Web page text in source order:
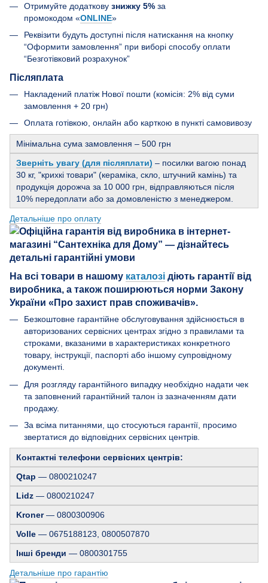
Отримуйте додаткову знижку 5% за
промокодом «ONLINE»
Реквізити будуть доступні після натискання на кнопку
“Оформити замовлення” при виборі способу оплати
“Безготівковий розрахунок”
Післяплата
Накладений платіж Нової пошти (комісія: 2% від суми
замовлення + 20 грн)
Оплата готівкою, онлайн або карткою в пункті самовивозу
Мінімальна сума замовлення – 500 грн
Зверніть увагу (для післяплати) – посилки вагою понад
30 кг, "крихкі товари" (кераміка, скло, штучний камінь) та
продукція дорожча за 10 000 грн, відправляються після
10% передоплати або за домовленістю з менеджером.
Детальніше про оплату
На всі товари в нашому каталозі діють гарантії від
виробника, а також поширюються норми Закону
України «Про захист прав споживачів».
Безкоштовне гарантійне обслуговування здійснюється в
авторизованих сервісних центрах згідно з правилами та
строками, вказаними в характеристиках конкретного
товару, інструкції, паспорті або іншому супровідному
документі.
Для розгляду гарантійного випадку необхідно надати чек
та заповнений гарантійний талон із зазначенням дати
продажу.
За всіма питаннями, що стосуються гарантії, просимо
звертатися до відповідних сервісних центрів.
Контактні телефони сервісних центрів:
Qtap — 0800210247
Lidz — 0800210247
Kroner— 0800300906
Volle — 0675188123, 0800507870
Інші бренди — 0800301755
Детальніше про гарантію